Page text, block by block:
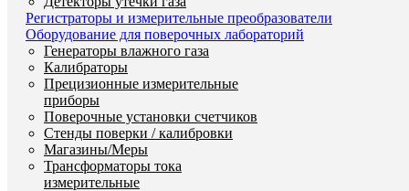
Регистраторы и измерительные преобразователи
Оборудование для поверочных лабораторий
Генераторы влажного газа
Калибраторы
Прецизионные измерительные
приборы
Поверочные установки счетчиков
Стенды поверки / калибровки
Магазины/Меры
Трансформаторы тока
измерительные